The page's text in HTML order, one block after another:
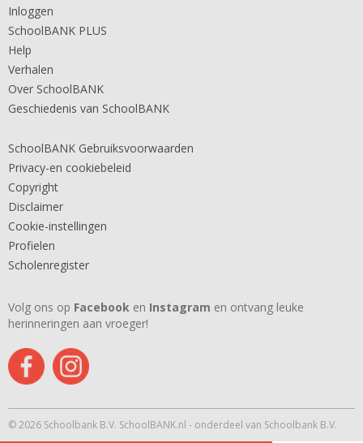
Inloggen
SchoolBANK PLUS
Help
Verhalen
Over SchoolBANK
Geschiedenis van SchoolBANK
SchoolBANK Gebruiksvoorwaarden
Privacy-en cookiebeleid
Copyright
Disclaimer
Cookie-instellingen
Profielen
Scholenregister
Volg ons op Facebook en Instagram en ontvang leuke
herinneringen aan vroeger!
© 2026 Schoolbank B.V. SchoolBANK.nl - onderdeel van Schoolbank B.V.